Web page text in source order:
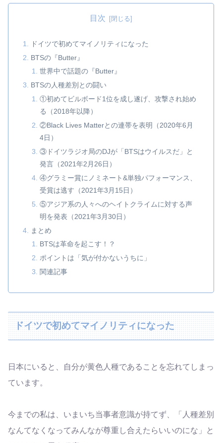
目次
ドイツで初めてマイノリティになった
BTSの『Butter』
世界中で話題の『Butter』
BTSの人種差別との闘い
①初めてビルボード1位を成し遂げ、攻撃され始め
る（2018年以降）
②Black Lives Matterとの連帯を表明（2020年6月
4日）
③ドイツラジオ局のDJが「BTSはウイルスだ」と
発言（2021年2月26日）
④グラミー賞にノミネート&単独パフォーマンス、
受賞は逃す（2021年3月15日）
⑤アジア系の人々へのヘイトクライムに対する声
明を発表（2021年3月30日）
まとめ
BTSは革命を起こす！？
ポイントは「気が付かないうちに」
関連記事
ドイツで初めてマイノリティになった
日本にいると、自分が黄色人種であることを忘れてしまっ
ています。
今までの私は、いまいち当事者意識が持てず、「人種差別
なんてなくなってみんなが尊重し合えたらいいのにな」と